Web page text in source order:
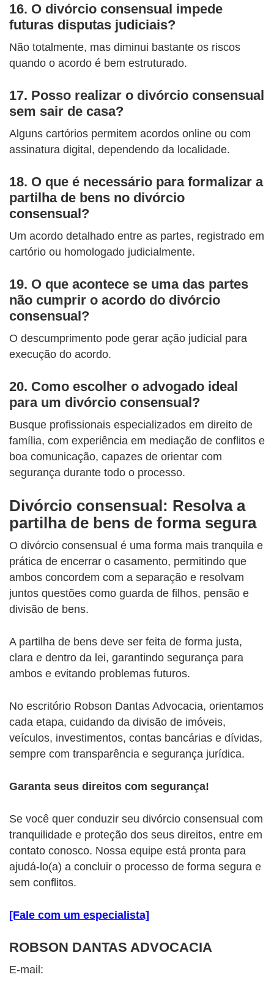
16. O divórcio consensual impede
futuras disputas judiciais?
Não totalmente, mas diminui bastante os riscos
quando o acordo é bem estruturado.
17. Posso realizar o divórcio consensual
sem sair de casa?
Alguns cartórios permitem acordos online ou com
assinatura digital, dependendo da localidade.
18. O que é necessário para formalizar a
partilha de bens no divórcio
consensual?
Um acordo detalhado entre as partes, registrado em
cartório ou homologado judicialmente.
19. O que acontece se uma das partes
não cumprir o acordo do divórcio
consensual?
O descumprimento pode gerar ação judicial para
execução do acordo.
20. Como escolher o advogado ideal
para um divórcio consensual?
Busque profissionais especializados em direito de
família, com experiência em mediação de conflitos e
boa comunicação, capazes de orientar com
segurança durante todo o processo.
Divórcio consensual: Resolva a
partilha de bens de forma segura
O divórcio consensual é uma forma mais tranquila e
prática de encerrar o casamento, permitindo que
ambos concordem com a separação e resolvam
juntos questões como guarda de filhos, pensão e
divisão de bens.
A partilha de bens deve ser feita de forma justa,
clara e dentro da lei, garantindo segurança para
ambos e evitando problemas futuros.
No escritório Robson Dantas Advocacia, orientamos
cada etapa, cuidando da divisão de imóveis,
veículos, investimentos, contas bancárias e dívidas,
sempre com transparência e segurança jurídica.
Garanta seus direitos com segurança!
Se você quer conduzir seu divórcio consensual com
tranquilidade e proteção dos seus direitos, entre em
contato conosco. Nossa equipe está pronta para
ajudá-lo(a) a concluir o processo de forma segura e
sem conflitos.
[Fale com um especialista]
ROBSON DANTAS ADVOCACIA
E-mail: